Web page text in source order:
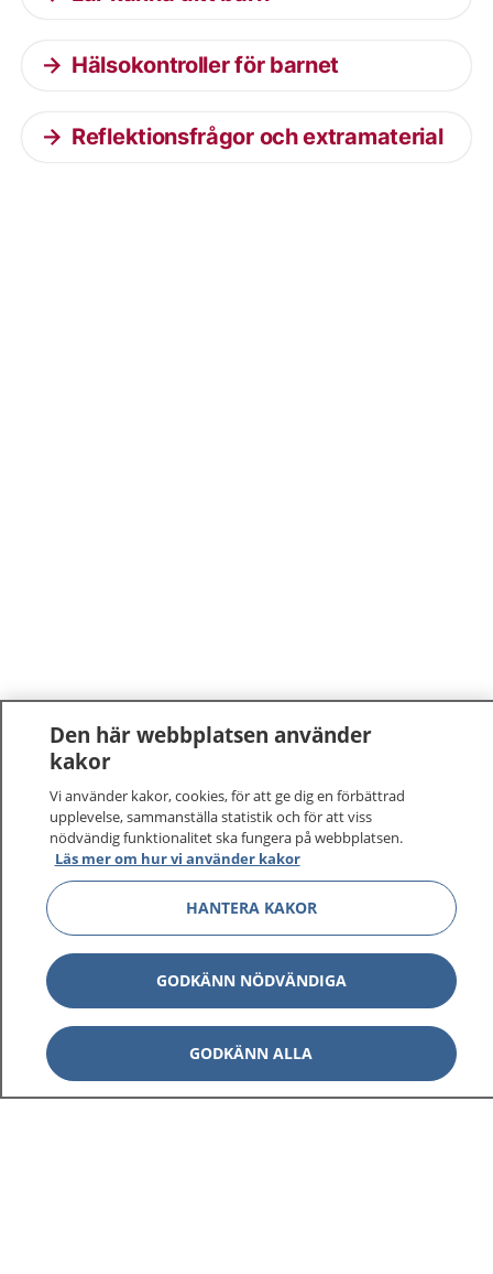
Hälsokontroller för barnet
Reflektionsfrågor och extramaterial
1177–tryggt om din hälsa och vård
På 1177.se får du råd om hälsa och information om
sjukdomar och vilka mottagningar du kan kontakta.
Logga in för att läsa din journal och göra dina
vårdärenden. Ring telefonnummer 1177 för
sjukvårdsrådgivning dygnet runt.
Den här webbplatsen använder
kakor
Vi använder kakor, cookies, för att ge dig en förbättrad
upplevelse, sammanställa statistik och för att viss
nödvändig funktionalitet ska fungera på webbplatsen.
Läs mer om hur vi använder kakor
HANTERA KAKOR
GODKÄNN NÖDVÄNDIGA
GODKÄNN ALLA